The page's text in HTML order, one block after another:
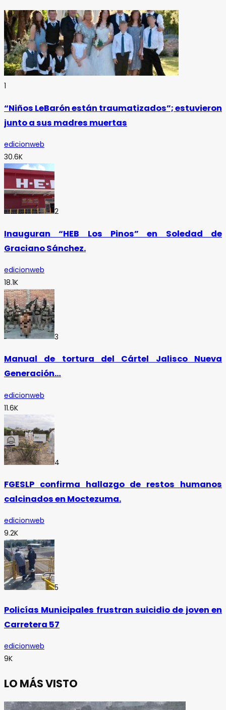
1
“Niños LeBarón están traumatizados”; estuvieron
junto a sus madres muertas
edicionweb
30.6K
2
Inauguran “HEB Los Pinos” en Soledad de
Graciano Sánchez.
edicionweb
18.1K
3
Manual de tortura del Cártel Jalisco Nueva
Generación…
edicionweb
11.6K
4
FGESLP confirma hallazgo de restos humanos
calcinados en Moctezuma.
edicionweb
9.2K
5
Policías Municipales frustran suicidio de joven en
Carretera 57
edicionweb
9K
LO MÁS VISTO